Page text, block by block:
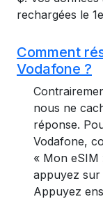
rechargées le
Comment
Vodafone ?
nous ne
réponse.
Vodafone,
« Mon
appuyez sur
Appuyez